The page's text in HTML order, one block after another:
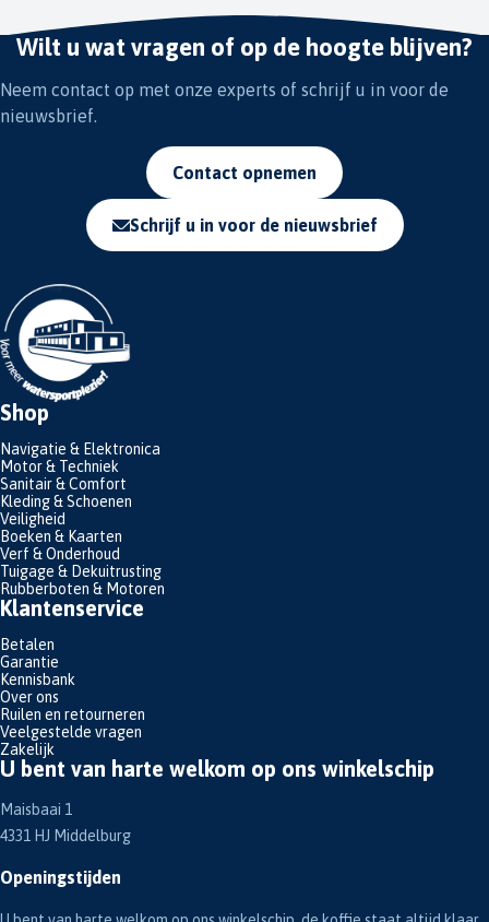
Wilt u wat vragen of op de hoogte blijven?
Neem contact op met onze experts of schrijf u in voor de
nieuwsbrief.
Contact opnemen
Schrijf u in voor de nieuwsbrief
Shop
Navigatie & Elektronica
Motor & Techniek
Sanitair & Comfort
Kleding & Schoenen
Veiligheid
Boeken & Kaarten
Verf & Onderhoud
Tuigage & Dekuitrusting
Rubberboten & Motoren
Klantenservice
Betalen
Garantie
Kennisbank
Over ons
Ruilen en retourneren
Veelgestelde vragen
Zakelijk
U bent van harte welkom op ons winkelschip
Maisbaai 1
4331 HJ Middelburg
Openingstijden